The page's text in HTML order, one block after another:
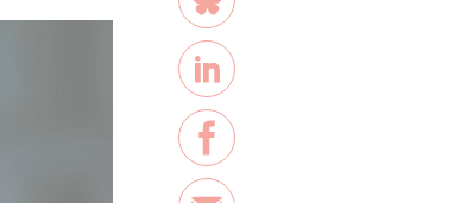
Bluesky
LinkedIn
Facebook